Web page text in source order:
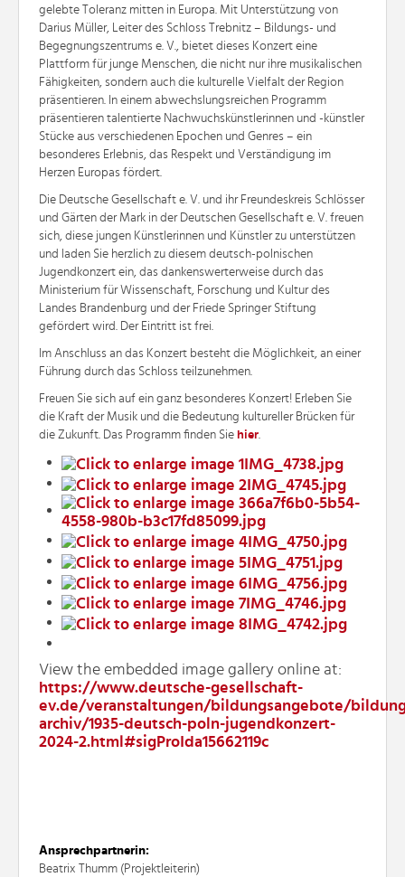
gelebte Toleranz mitten in Europa. Mit Unterstützung von
Darius Müller, Leiter des Schloss Trebnitz – Bildungs- und
Begegnungszentrums e. V., bietet dieses Konzert eine
Plattform für junge Menschen, die nicht nur ihre musikalischen
Fähigkeiten, sondern auch die kulturelle Vielfalt der Region
präsentieren. In einem abwechslungsreichen Programm
präsentieren talentierte Nachwuchskünstlerinnen und -künstler
Stücke aus verschiedenen Epochen und Genres – ein
besonderes Erlebnis, das Respekt und Verständigung im
Herzen Europas fördert.
Die Deutsche Gesellschaft e. V. und ihr Freundeskreis Schlösser
und Gärten der Mark in der Deutschen Gesellschaft e. V. freuen
sich, diese jungen Künstlerinnen und Künstler zu unterstützen
und laden Sie herzlich zu diesem deutsch-polnischen
Jugendkonzert ein, das dankenswerterweise durch das
Ministerium für Wissenschaft, Forschung und Kultur des
Landes Brandenburg und der Friede Springer Stiftung
gefördert wird. Der Eintritt ist frei.
Im Anschluss an das Konzert besteht die Möglichkeit, an einer
Führung durch das Schloss teilzunehmen.
Freuen Sie sich auf ein ganz besonderes Konzert! Erleben Sie
die Kraft der Musik und die Bedeutung kultureller Brücken für
die Zukunft. Das Programm finden Sie hier.
View the embedded image gallery online at:
https://www.deutsche-gesellschaft-
ev.de/veranstaltungen/bildungsangebote/
archiv/1935-deutsch-poln-jugendkonzert-
2024-2.html#sigProIda15662119c
Ansprechpartnerin:
Beatrix Thumm (Projektleiterin)